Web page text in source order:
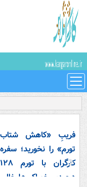
فریبِ «کاهش شتاب
تورم» را نخورید؛ سفره
کارگران با تورم ۱۲۸
درصدی خوراکی‌ها خالی